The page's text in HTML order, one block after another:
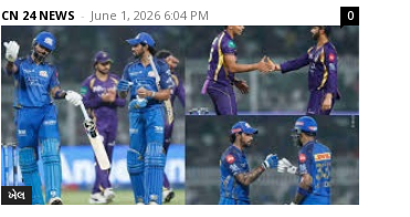
CN 24 NEWS - June 1, 2026 6:04 PM 0
ખેલ